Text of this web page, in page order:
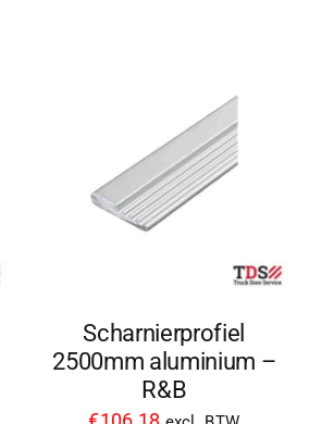
Scharnierprofiel
2500mm aluminium –
R&B